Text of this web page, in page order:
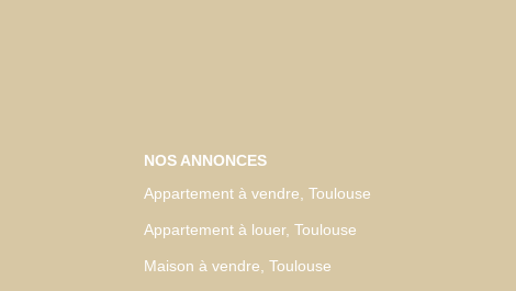
NOS ANNONCES
Appartement à vendre, Toulouse
Appartement à louer, Toulouse
Maison à vendre, Toulouse